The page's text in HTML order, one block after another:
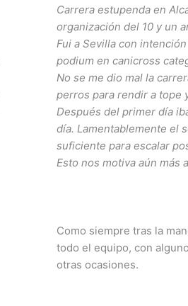
Carrera estupenda en
organización del 10 y un
Fui a Sevilla con
podium en canicross
No se me dio mal la
perros para rendir a tope
Después del primer día
día. Lamentablemente el
suficiente para escalar
Esto nos motiva aún más
Como siempre tras la
todo el equipo, con
otras ocasiones.